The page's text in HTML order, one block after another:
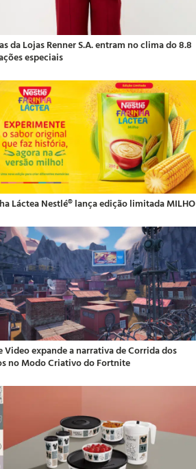
da Lojas Renner S.A. entram no clima do 8.8
especiais
Láctea Nestlé® lança edição limitada MILHO
Video expande a narrativa de Corrida dos
no Modo Criativo do Fortnite